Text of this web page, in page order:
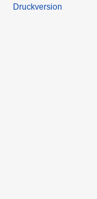
Druckversion